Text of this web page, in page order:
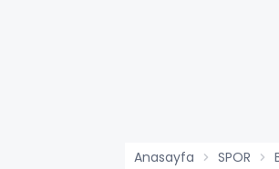
Anasayfa SPOR